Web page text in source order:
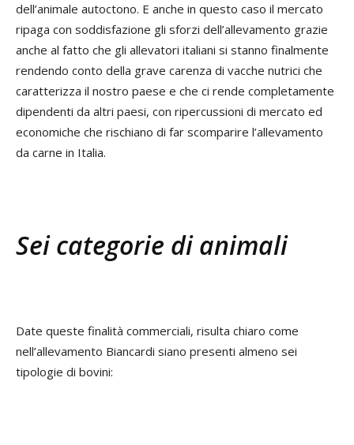
dell’animale autoctono. E anche in questo caso il mercato
ripaga con soddisfazione gli sforzi dell’allevamento grazie
anche al fatto che gli allevatori italiani si stanno finalmente
rendendo conto della grave carenza di vacche nutrici che
caratterizza il nostro paese e che ci rende completamente
dipendenti da altri paesi, con ripercussioni di mercato ed
economiche che rischiano di far scomparire l’allevamento
da carne in Italia.
Sei categorie di animali
Date queste finalità commerciali, risulta chiaro come
nell’allevamento Biancardi siano presenti almeno sei
tipologie di bovini: